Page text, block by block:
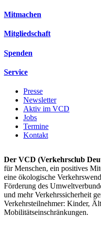
Mitmachen
Mitgliedschaft
Spenden
Service
Presse
Newsletter
Aktiv im VCD
Jobs
Termine
Kontakt
Der VCD (Verkehrsclub
für Menschen, ein positives
eine ökologische
Förderung des
und mehr Verkehrssicherheit
Verkehrsteilnehmer: Kinder,
Mobilitätseinschränkungen.